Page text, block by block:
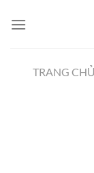
đến
TRANG CHỦ